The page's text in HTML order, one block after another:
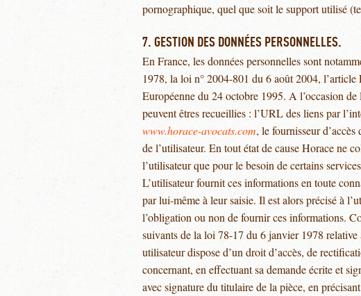
pornographique, quel que soit le support utilisé
7. GESTION DES DONNÉES PERSONNELLES.
En France, les données personnelles sont
1978, la loi n° 2004-801 du 6 août 2004,
Européenne du 24 octobre 1995. A l’occasion
peuvent êtres recueillies : l’URL des liens par
www.horace-avocats.com, le fournisseur
de l’utilisateur. En tout état de cause Horace ne
l’utilisateur que pour le besoin de certains
L’utilisateur fournit ces informations en toute
par lui-même à leur saisie. Il est alors précisé à
l’obligation ou non de fournir ces informations.
suivants de la loi 78-17 du 6 janvier 1978
utilisateur dispose d’un droit d’accès, de
concernant, en effectuant sa demande écrite et
avec signature du titulaire de la pièce, en